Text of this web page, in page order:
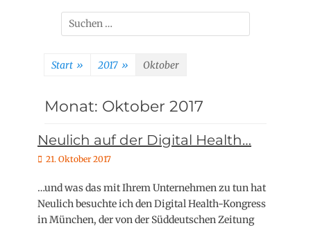
Suchen
nach:
Start » 2017 » Oktober
Monat: Oktober 2017
Neulich auf der Digital Health…
P
t
e
21. Oktober 2017
…und was das mit Ihrem Unternehmen zu tun hat
Neulich besuchte ich den Digital Health-Kongress
in München, der von der Süddeutschen Zeitung